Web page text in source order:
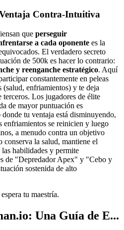
Contra-Intuitiva
que perseguir
a cada oponente es la
El verdadero secreto
de 500k es hacer lo contrario:
y reenganche estratégico. Aquí
constantemente en peleas
(salud, enfriamientos) y te deja
Los jugadores de élite
de mayor puntuación es
tu ventaja está disminuyendo,
enfriamientos se reinicien y luego
a menudo contra un objetivo
la salud, mantiene el
habilidades y permite
de "Depredador Apex" y "Cebo y
sostenida de alto
tu maestría.
Una Guía de E...